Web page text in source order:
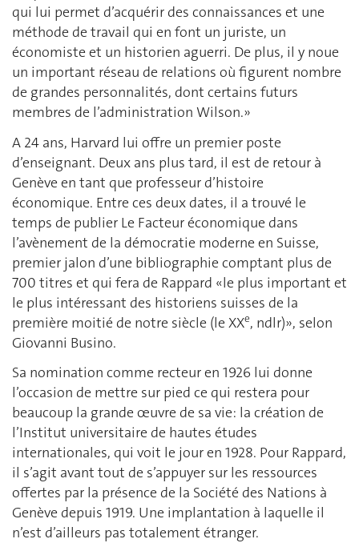
qui lui permet d’acquérir des connaissances et une
méthode de travail qui en font un juriste, un
économiste et un historien aguerri. De plus, il y noue
un important réseau de relations où figurent nombre
de grandes personnalités, dont certains futurs
membres de l’administration Wilson.»
A 24 ans, Harvard lui offre un premier poste
d’enseignant. Deux ans plus tard, il est de retour à
Genève en tant que professeur d’histoire
économique. Entre ces deux dates, il a trouvé le
temps de publier Le Facteur économique dans
l’avènement de la démocratie moderne en Suisse,
premier jalon d’une bibliographie comptant plus de
700 titres et qui fera de Rappard «le plus important et
le plus intéressant des historiens suisses de la
première moitié de notre siècle (le XXe, ndlr)», selon
Giovanni Busino.
Sa nomination comme recteur en 1926 lui donne
l’occasion de mettre sur pied ce qui restera pour
beaucoup la grande œuvre de sa vie: la création de
l’Institut universitaire de hautes études
internationales, qui voit le jour en 1928. Pour Rappard,
il s’agit avant tout de s’appuyer sur les ressources
offertes par la présence de la Société des Nations à
Genève depuis 1919. Une implantation à laquelle il
n’est d’ailleurs pas totalement étranger.